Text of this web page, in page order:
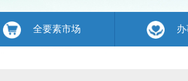
全要素市场